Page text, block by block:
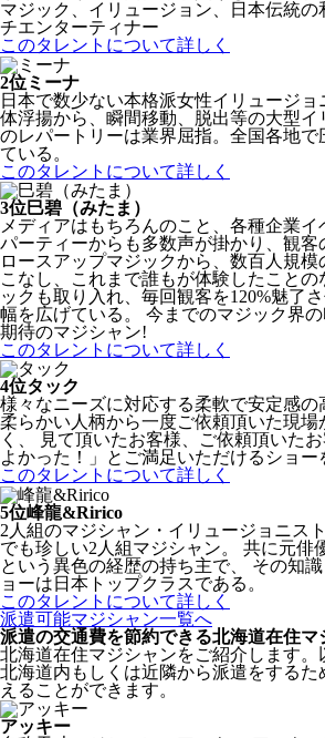
マジック、イリュージョン、日本伝統
チエンターティナー
このタレントについて詳しく
2位ミーナ
日本で数少ない本格派女性イリュージョ
体浮揚から、瞬間移動、脱出等の大型イ
のレパートリーは業界屈指。全国各地で
ている。
このタレントについて詳しく
3位巳碧（みたま）
メディアはもちろんのこと、各種企業
パーティーからも多数声が掛かり、観客
ロースアップマジックから、数百人規
こなし、これまで誰もが体験したこと
ックも取り入れ、毎回観客を120%魅了
幅を広げている。 今までのマジック界
期待のマジシャン!
このタレントについて詳しく
4位タック
様々なニーズに対応する柔軟で安定感の
柔らかい人柄から一度ご依頼頂いた現場
く、 見て頂いたお客様、ご依頼頂いた
よかった！」とご満足いただけるショー
このタレントについて詳しく
5位峰龍&Ririco
2人組のマジシャン・イリュージョニス
でも珍しい2人組マジシャン。 共に元俳
という異色の経歴の持ち主で、 その知
ョーは日本トップクラスである。
このタレントについて詳しく
派遣可能マジシャン一覧へ
派遣の交通費を節約できる北海道在住マ
北海道在住マジシャンをご紹介します。
北海道内もしくは近隣から派遣をするた
えることができます。
アッキー